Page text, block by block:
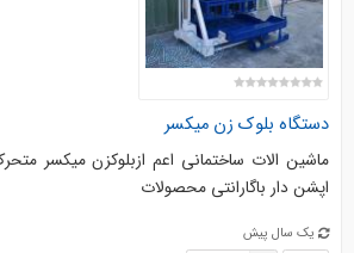
دستگاه بلوک زن میکسر
ماشین الات ساختمانی اعم ازبلوکزن میکسر
اپشن دار باگارانتی محصولات
یک سال پیش